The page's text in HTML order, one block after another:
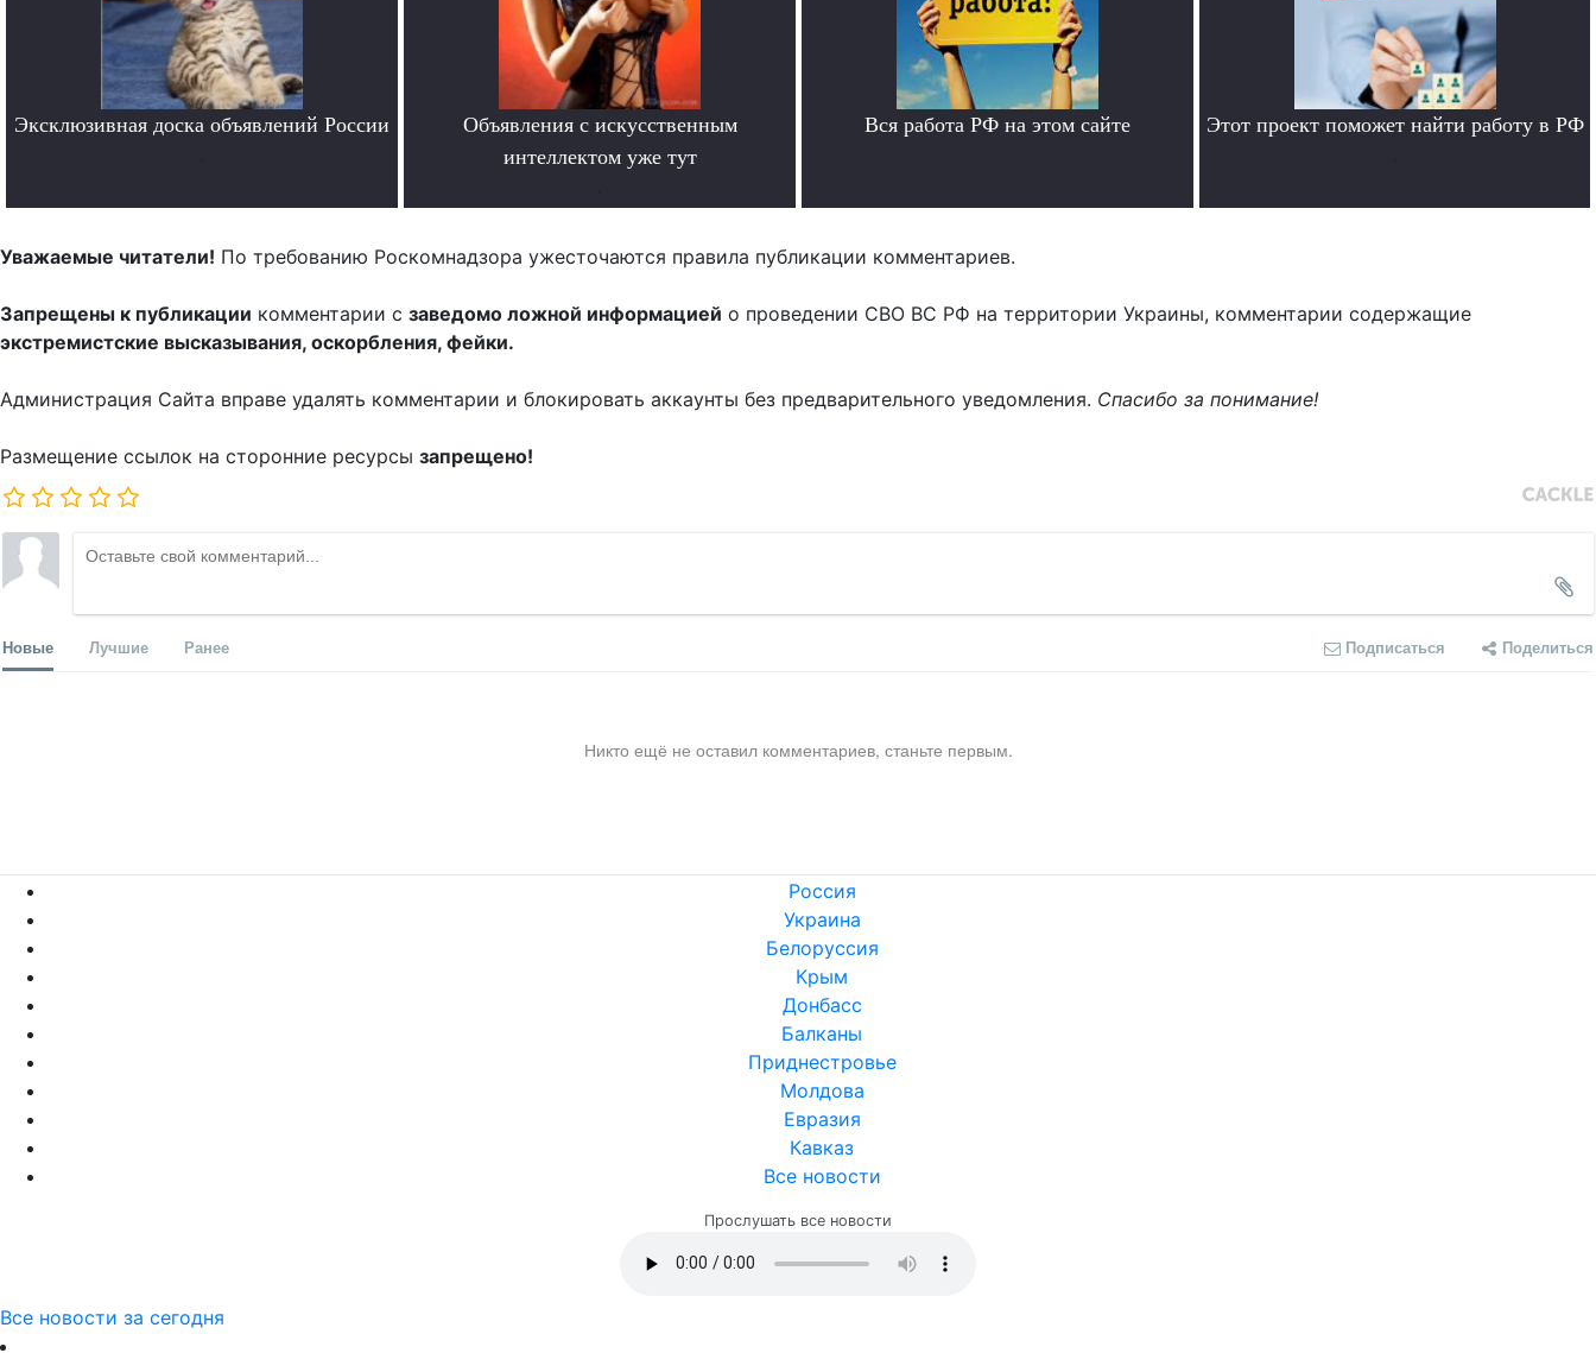
Эксклюзивная доска объявлений России
Объявления с искусственным
интеллектом уже тут
Вся работа РФ на этом сайте Этот проект поможет найти работу в РФ
Уважаемые читатели! По требованию Роскомнадзора ужесточаются правила публикации комментариев.
Запрещены к публикации комментарии с заведомо ложной информацией о проведении СВО ВС РФ на территории Украины, комментарии содержащие
экстремистские высказывания, оскорбления, фейки.
Администрация Сайта вправе удалять комментарии и блокировать аккаунты без предварительного уведомления. Спасибо за понимание!
Размещение ссылок на сторонние ресурсы запрещено!
Новые Лучшие Ранее Подписаться Поделиться
Никто ещё не оставил комментариев, станьте первым.
Россия
Украина
Белоруссия
Крым
Донбасс
Балканы
Приднестровье
Молдова
Евразия
Кавказ
Все новости
Прослушать все новости
Все новости за сегодня